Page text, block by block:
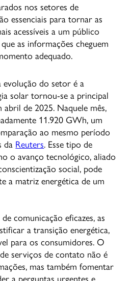
nos setores de
essenciais para tornar as
acessíveis a um público
as informações cheguem
adequado.
do setor é a
solar tornou-se a principal
de 2025. Naquele mês,
11.920 GWh, um
ao mesmo período
da Reuters. Esse tipo de
o avanço tecnológico, aliado
social, pode
a matriz energética de um
comunicação eficazes, as
a transição energética,
para os consumidores. O
serviços de contato não é
mas também fomentar